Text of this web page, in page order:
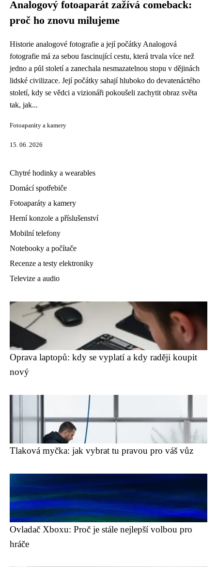
Analogový fotoaparát zažívá comeback:
proč ho znovu milujeme
Historie analogové fotografie a její počátky Analogová
fotografie má za sebou fascinující cestu, která trvala více než
jedno a půl století a zanechala nesmazatelnou stopu v dějinách
lidské civilizace. Její počátky sahají hluboko do devatenáctého
století, kdy se vědci a vizionáři pokoušeli zachytit obraz světa
tak, jak...
Fotoaparáty a kamery
15. 06. 2026
Chytré hodinky a wearables
Domácí spotřebiče
Fotoaparáty a kamery
Herní konzole a příslušenství
Mobilní telefony
Notebooky a počítače
Recenze a testy elektroniky
Televize a audio
Oprava laptopů: kdy se vyplatí a kdy raději koupit
nový
Tlaková myčka: jak vybrat tu pravou pro váš vůz
Ovladač Xboxu: Proč je stále nejlepší volbou pro
hráče